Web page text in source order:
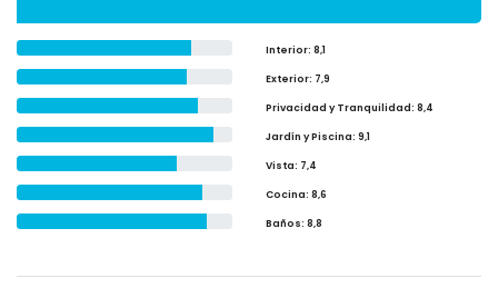
Interior: 8,1
Exterior: 7,9
Privacidad y Tranquilidad: 8,4
Jardín y Piscina: 9,1
Vista: 7,4
Cocina: 8,6
Baños: 8,8